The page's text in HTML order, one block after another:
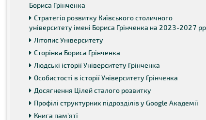
Бориса Грінченка
Стратегія розвитку Київського столичного
університету імені Бориса Грінченка на 2023-2027 рр.
Літопис Університету
Сторінка Бориса Грінченка
Людські історії Університету Грінченка
Особистості в історії Університету Грінченка
Досягнення Цілей сталого розвитку
Профілі структурних підрозділів у Google Академії
Книга пам'яті